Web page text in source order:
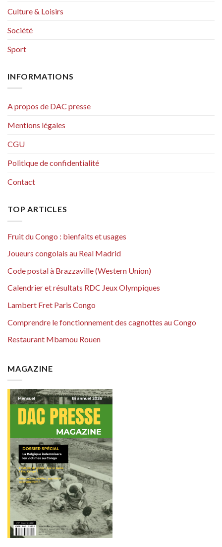
Culture & Loisirs
Société
Sport
INFORMATIONS
A propos de DAC presse
Mentions légales
CGU
Politique de confidentialité
Contact
TOP ARTICLES
Fruit du Congo : bienfaits et usages
Joueurs congolais au Real Madrid
Code postal à Brazzaville (Western Union)
Calendrier et résultats RDC Jeux Olympiques
Lambert Fret Paris Congo
Comprendre le fonctionnement des cagnottes au Congo
Restaurant Mbamou Rouen
MAGAZINE